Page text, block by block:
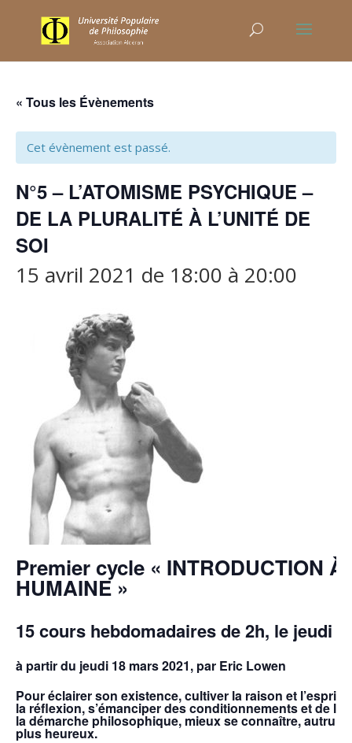
« Tous les Évènements
Cet évènement est passé.
N°5 – L’ATOMISME PSYCHIQUE –
DE LA PLURALITÉ À L’UNITÉ DE
SOI
15 avril 2021 de 18:00 à 20:00
Premier cycle « INTRODUCTION
HUMAINE »
15 cours hebdomadaires de 2h, le jeudi
à partir du jeudi 18 mars 2021, par Eric Lowen
Pour éclairer son existence, cultiver la raison et l’esprit
la réflexion, s’émanciper des conditionnements et de
la démarche philosophique, mieux se connaître, autrui
plus heureux.